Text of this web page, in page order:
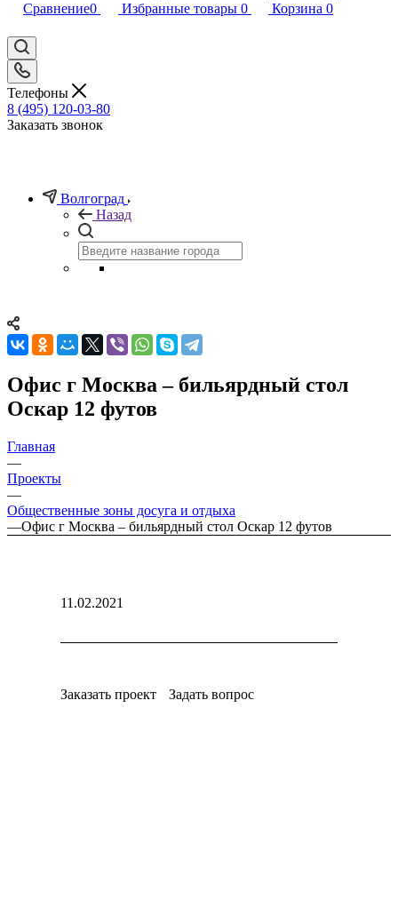
Сравнение0 Избранные товары 0 Корзина 0
Телефоны
8 (495) 120-03-80
Заказать звонок
Волгоград
Назад
Офис г Москва – бильярдный стол
Оскар 12 футов
Главная
—
Проекты
—
Общественные зоны досуга и отдыха
—Офис г Москва – бильярдный стол Оскар 12 футов
11.02.2021
Заказать проект Задать вопрос